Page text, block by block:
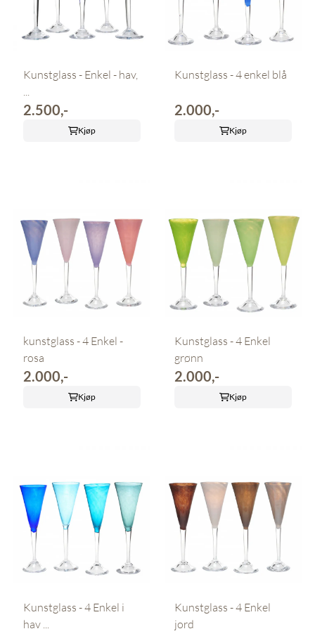
Kunstglass - Enkel - hav,
2.500,-
Kjøp
Kunstglass - 4 enkel blå
2.000,-
Kjøp
kunstglass - 4 Enkel -
rosa
2.000,-
Kjøp
Kunstglass - 4 Enkel
grønn
2.000,-
Kjøp
Kunstglass - 4 Enkel i
hav ...
Kunstglass - 4 Enkel
jord